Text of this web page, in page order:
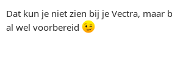
Dat kun je niet zien bij je Vectra, maar
al wel voorbereid